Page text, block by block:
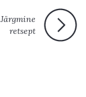
Järgmine
retsept